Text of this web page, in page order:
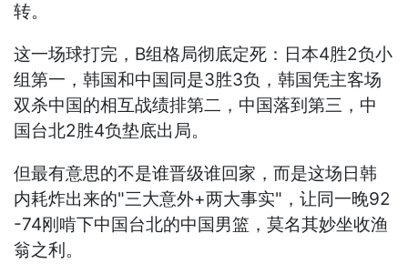
转。
这一场球打完，B组格局彻底定死：日本4胜2负小
组第一，韩国和中国同是3胜3负，韩国凭主客场
双杀中国的相互战绩排第二，中国落到第三，中
国台北2胜4负垫底出局。
但最有意思的不是谁晋级谁回家，而是这场日韩
内耗炸出来的"三大意外+两大事实"，让同一晚92
-74刚啃下中国台北的中国男篮，莫名其妙坐收渔
翁之利。